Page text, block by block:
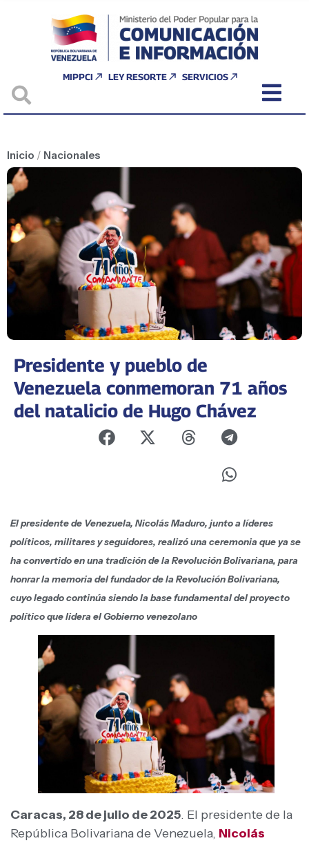
MIPPCI LEY RESORTE SERVICIOS
Inicio / Nacionales
Presidente y pueblo de
Venezuela conmemoran 71 años
del natalicio de Hugo Chávez
El presidente de Venezuela, Nicolás Maduro, junto a líderes
políticos, militares y seguidores, realizó una ceremonia que ya se
ha convertido en una tradición de la Revolución Bolivariana, para
honrar la memoria del fundador de la Revolución Bolivariana,
cuyo legado continúa siendo la base fundamental del proyecto
político que lidera el Gobierno venezolano
Caracas, 28 de julio de 2025. El presidente de la
República Bolivariana de Venezuela, Nicolás